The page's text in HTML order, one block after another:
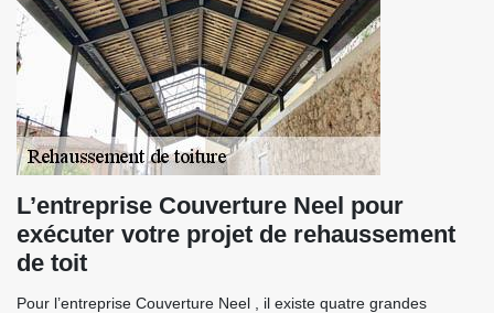
L’entreprise Couverture Neel pour
exécuter votre projet de rehaussement
de toit
Pour l’entreprise Couverture Neel , il existe quatre grandes